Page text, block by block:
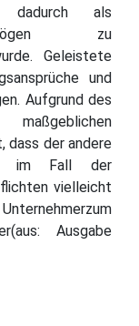
dadurch als
zu
Geleistete
und
Aufgrund des
dass der andere
im Fall der
vielleicht
Ausgabe